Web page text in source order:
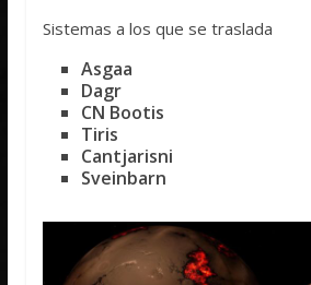
Sistemas a los que se traslada
Asgaa
Dagr
CN Bootis
Tiris
Cantjarisni
Sveinbarn